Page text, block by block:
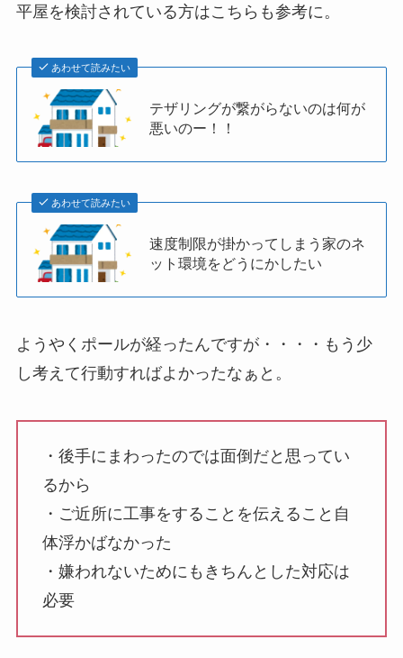
平屋を検討されている方はこちらも参考に。
あわせて読みたい
テザリングが繋がらないのは何が
悪いのー！！
あわせて読みたい
速度制限が掛かってしまう家のネ
ット環境をどうにかしたい
ようやくポールが経ったんですが・・・・もう少
し考えて行動すればよかったなぁと。
・後手にまわったのでは面倒だと思ってい
るから
・ご近所に工事をすることを伝えること自
体浮かばなかった
・嫌われないためにもきちんとした対応は
必要